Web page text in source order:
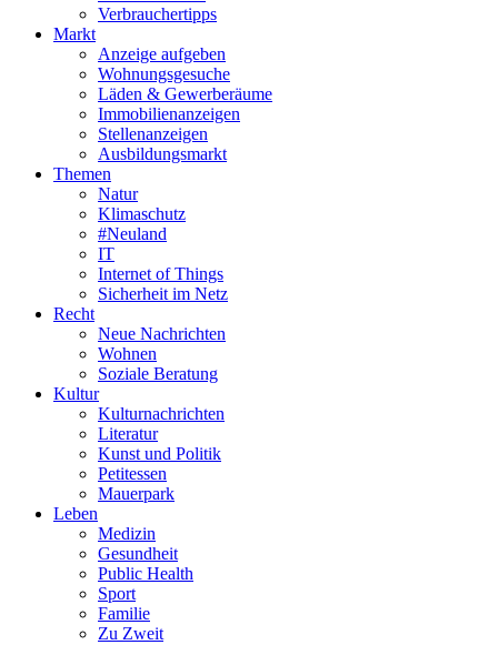
Verbrauchertipps
Markt
Anzeige aufgeben
Wohnungsgesuche
Läden & Gewerberäume
Immobilienanzeigen
Stellenanzeigen
Ausbildungsmarkt
Themen
Natur
Klimaschutz
#Neuland
IT
Internet of Things
Sicherheit im Netz
Recht
Neue Nachrichten
Wohnen
Soziale Beratung
Kultur
Kulturnachrichten
Literatur
Kunst und Politik
Petitessen
Mauerpark
Leben
Medizin
Gesundheit
Public Health
Sport
Familie
Zu Zweit